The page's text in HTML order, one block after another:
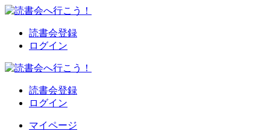
読書会登録
ログイン
読書会登録
ログイン
マイページ